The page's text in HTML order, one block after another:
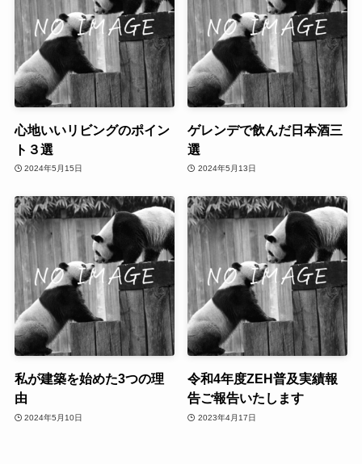
心地いいリビングのポイン
ト３選
2024年5月15日
ゲレンデで飲んだ日本酒三
選
2024年5月13日
私が建築を始めた3つの理
由
2024年5月10日
令和4年度ZEH普及実績報
告ご報告いたします
2023年4月17日